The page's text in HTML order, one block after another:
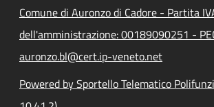
Comune di Auronzo di Cadore - Partita
dell'amministrazione: 00189090251 -
auronzo.bl@cert.ip-veneto.net
Powered by Sportello Telematico